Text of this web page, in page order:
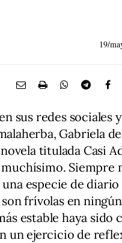
19/
sus redes sociales
Gabriela
titulada Casi
Siempre
especie de
frívolas en
estable haya sido
un ejercicio de